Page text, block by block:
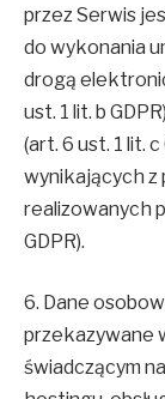
przez Serwis
do wykonania
drogą
ust. 1 lit. b
(art. 6 ust. 1 lit.
wynikających z
realizowanych
GDPR).
6. Dane
przekazywane
świadczącym